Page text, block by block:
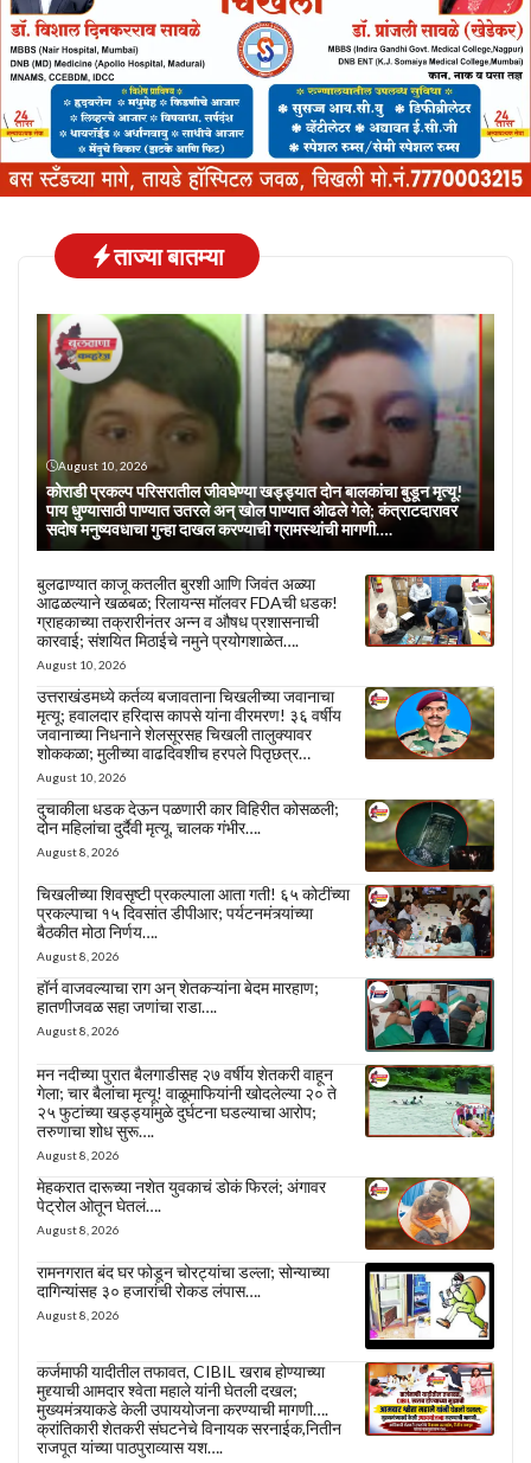
ताज्या बातम्या
August 10, 2026
कोराडी प्रकल्प परिसरातील जीवघेण्या खड्ड्यात दोन बालकांचा बुडून मृत्यू!
पाय धुण्यासाठी पाण्यात उतरले अन् खोल पाण्यात ओढले गेले; कंत्राटदारावर
सदोष मनुष्यवधाचा गुन्हा दाखल करण्याची ग्रामस्थांची मागणी….
बुलढाण्यात काजू कतलीत बुरशी आणि जिवंत अळ्या
आढळल्याने खळबळ; रिलायन्स मॉलवर FDAची धडक!
ग्राहकाच्या तक्रारीनंतर अन्न व औषध प्रशासनाची
कारवाई; संशयित मिठाईचे नमुने प्रयोगशाळेत….
August 10, 2026
उत्तराखंडमध्ये कर्तव्य बजावताना चिखलीच्या जवानाचा
मृत्यू; हवालदार हरिदास कापसे यांना वीरमरण! ३६ वर्षीय
जवानाच्या निधनाने शेलसूरसह चिखली तालुक्यावर
शोककळा; मुलीच्या वाढदिवशीच हरपले पितृछत्र…
August 10, 2026
दुचाकीला धडक देऊन पळणारी कार विहिरीत कोसळली;
दोन महिलांचा दुर्दैवी मृत्यू, चालक गंभीर….
August 8, 2026
चिखलीच्या शिवसृष्टी प्रकल्पाला आता गती! ६५ कोटींच्या
प्रकल्पाचा १५ दिवसांत डीपीआर; पर्यटनमंत्र्यांच्या
बैठकीत मोठा निर्णय….
August 8, 2026
हॉर्न वाजवल्याचा राग अन् शेतकऱ्यांना बेदम मारहाण;
हातणीजवळ सहा जणांचा राडा….
August 8, 2026
मन नदीच्या पुरात बैलगाडीसह २७ वर्षीय शेतकरी वाहून
गेला; चार बैलांचा मृत्यू! वाळूमाफियांनी खोदलेल्या २० ते
२५ फुटांच्या खड्ड्यांमुळे दुर्घटना घडल्याचा आरोप;
तरुणाचा शोध सुरू….
August 8, 2026
मेहकरात दारूच्या नशेत युवकाचं डोकं फिरलं; अंगावर
पेट्रोल ओतून घेतलं….
August 8, 2026
रामनगरात बंद घर फोडून चोरट्यांचा डल्ला; सोन्याच्या
दागिन्यांसह ३० हजारांची रोकड लंपास….
August 8, 2026
कर्जमाफी यादीतील तफावत, CIBIL खराब होण्याच्या
मुद्द्याची आमदार श्वेता महाले यांनी घेतली दखल;
मुख्यमंत्र्याकडे केली उपाययोजना करण्याची मागणी….
क्रांतिकारी शेतकरी संघटनेचे विनायक सरनाईक,नितीन
राजपूत यांच्या पाठपुराव्यास यश….